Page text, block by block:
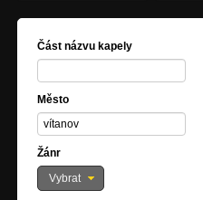
Část názvu kapely
Město
Žánr
Vybrat